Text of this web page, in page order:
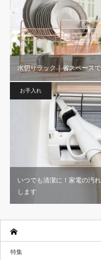
水切りラック｜省スペース
お手入れ
いつでも清潔に！家電の汚
します
特集